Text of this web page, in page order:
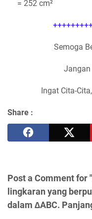
= 252 cm²
Semoga
Jangan
Ingat Cita-
Share :
Post a Comment for
lingkaran yang
dalam ∆ABC.